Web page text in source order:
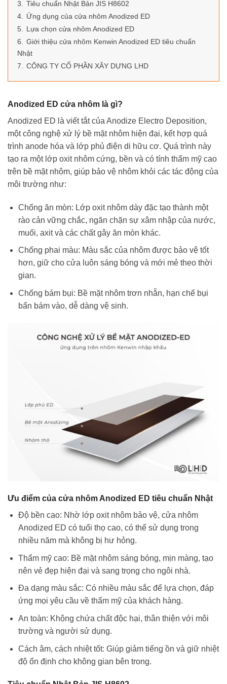
3.
Tiêu chuẩn Nhật Bản JIS H8602
4.
Ứng dụng của cửa nhôm Anodized ED
5.
Lựa chọn cửa nhôm Anodized ED
6.
Giới thiệu cửa nhôm Kenwin Anodized ED tiêu chuẩn
Nhật
7.
CÔNG TY CỔ PHẦN XÂY DỰNG LHD
Anodized ED cửa nhôm là gì?
Anodized ED là viết tắt của Anodize Electro Deposition,
một công nghệ xử lý bề mặt nhôm hiện đại, kết hợp quá
trình anode hóa và lớp phủ điện di hữu cơ. Quá trình này
tạo ra một lớp oxit nhôm cứng, bền và có tính thẩm mỹ cao
trên bề mặt nhôm, giúp bảo vệ nhôm khỏi các tác động của
môi trường như:
Chống ăn mòn: Lớp oxit nhôm dày đặc tạo thành một
rào cản vững chắc, ngăn chặn sự xâm nhập của nước,
muối, axit và các chất gây ăn mòn khác.
Chống phai màu: Màu sắc của nhôm được bảo vệ tốt
hơn, giữ cho cửa luôn sáng bóng và mới mẻ theo thời
gian.
Chống bám bụi: Bề mặt nhôm trơn nhẵn, hạn chế bụi
bẩn bám vào, dễ dàng vệ sinh.
Ưu điểm của cửa nhôm Anodized ED tiêu chuẩn Nhật
Độ bền cao: Nhờ lớp oxit nhôm bảo vệ, cửa nhôm
Anodized ED có tuổi thọ cao, có thể sử dụng trong
nhiều năm mà không bị hư hỏng.
Thẩm mỹ cao: Bề mặt nhôm sáng bóng, mịn màng, tạo
nên vẻ đẹp hiện đại và sang trọng cho ngôi nhà.
Đa dạng màu sắc: Có nhiều màu sắc để lựa chọn, đáp
ứng mọi yêu cầu về thẩm mỹ của khách hàng.
An toàn: Không chứa chất độc hại, thân thiện với môi
trường và người sử dụng.
Cách âm, cách nhiệt tốt: Giúp giảm tiếng ồn và giữ nhiệt
độ ổn định cho không gian bên trong.